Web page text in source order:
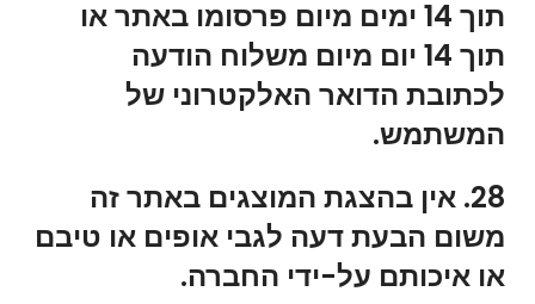
תוך 14 ימים מיום פרסומו באתר או
תוך 14 יום מיום משלוח הודעה
לכתובת הדואר האלקטרוני של
המשתמש.
28. אין בהצגת המוצגים באתר זה
משום הבעת דעה לגבי אופים או טיבם
או איכותם על-ידי החברה.